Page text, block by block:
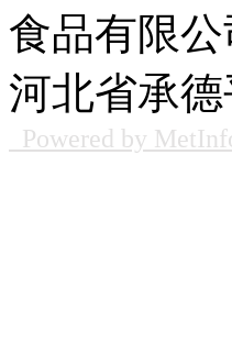
食品有限公
河北省承
Powered by